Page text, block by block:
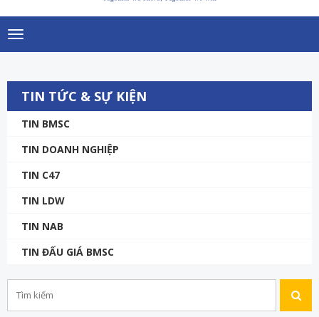
Toggle
navigation
TIN TỨC & SỰ KIỆN
TIN BMSC
TIN DOANH NGHIỆP
TIN C47
TIN LDW
TIN NAB
TIN ĐẤU GIÁ BMSC